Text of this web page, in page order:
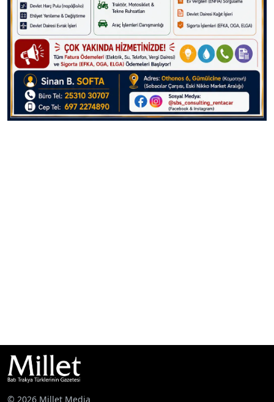
© 2026 Millet Media